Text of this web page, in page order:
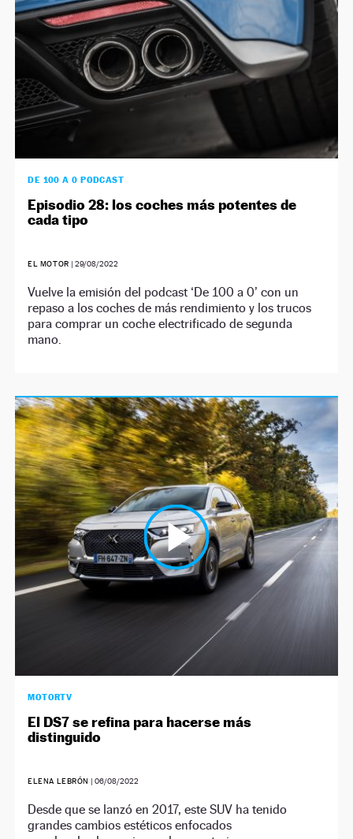
DE 100 A 0 PODCAST
Episodio 28: los coches más potentes de
cada tipo
EL MOTOR | 29/08/2022
Vuelve la emisión del podcast ‘De 100 a 0’ con un
repaso a los coches de más rendimiento y los trucos
para comprar un coche electrificado de segunda
mano.
MOTORTV
El DS7 se refina para hacerse más
distinguido
ELENA LEBRÓN |06/08/2022
Desde que se lanzó en 2017, este SUV ha tenido
grandes cambios estéticos enfocados